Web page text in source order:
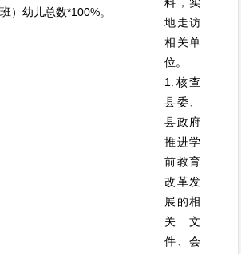
）幼儿总数*100%。
地走访
相关单
位。
1.核查
县委、
县政府
推进学
前教育
改革发
展的相
关文
件、会